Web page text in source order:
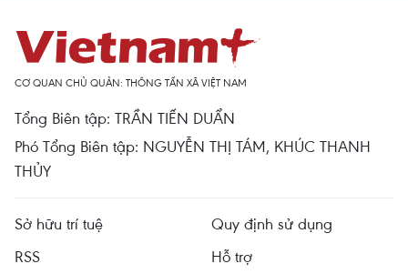
CƠ QUAN CHỦ QUẢN: THÔNG TẤN XÃ VIỆT NAM
Tổng Biên tập: TRẦN TIẾN DUẨN
Phó Tổng Biên tập: NGUYỄN THỊ TÁM, KHÚC THANH
THỦY
Sở hữu trí tuệ
Quy định sử dụng
RSS
Hỗ trợ